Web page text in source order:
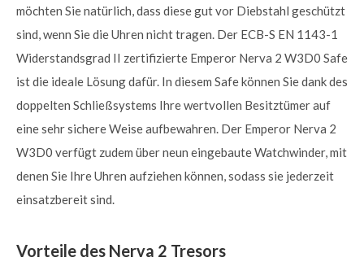
möchten Sie natürlich, dass diese gut vor Diebstahl geschützt
sind, wenn Sie die Uhren nicht tragen. Der ECB-S EN 1143-1
Widerstandsgrad II zertifizierte Emperor Nerva 2 W3D0 Safe
ist die ideale Lösung dafür. In diesem Safe können Sie dank des
doppelten Schließsystems Ihre wertvollen Besitztümer auf
eine sehr sichere Weise aufbewahren. Der Emperor Nerva 2
W3D0 verfügt zudem über neun eingebaute Watchwinder, mit
denen Sie Ihre Uhren aufziehen können, sodass sie jederzeit
einsatzbereit sind.
Vorteile des Nerva 2 Tresors